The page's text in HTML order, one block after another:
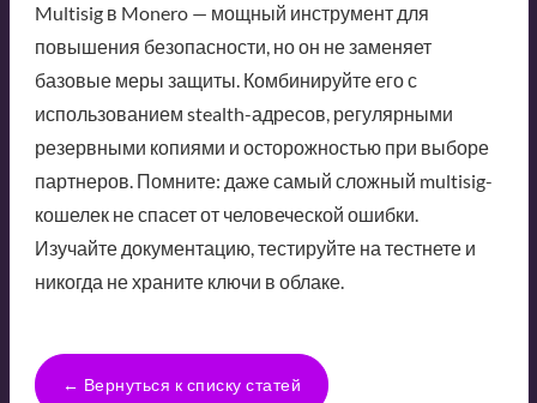
Multisig в Monero — мощный инструмент для
повышения безопасности, но он не заменяет
базовые меры защиты. Комбинируйте его с
использованием stealth-адресов, регулярными
резервными копиями и осторожностью при выборе
партнеров. Помните: даже самый сложный multisig-
кошелек не спасет от человеческой ошибки.
Изучайте документацию, тестируйте на тестнете и
никогда не храните ключи в облаке.
← Вернуться к списку статей